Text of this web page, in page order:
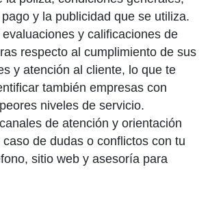
y la publicidad que se utiliza.
evaluaciones y calificaciones de
respecto al cumplimiento de sus
y atención al cliente, lo que te
también empresas con
niveles de servicio.
de atención y orientación
de dudas o conflictos con tu
sitio web y asesoría para